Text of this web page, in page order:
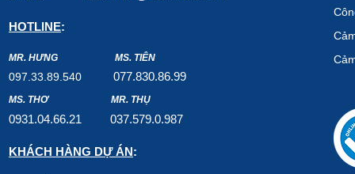
HOTLINE:
MR. HƯNG MS. TIÊN
097.33.89.540 077.830.86.99
MS. THƠ MR. THỤ
0931.04.66.21 037.579.0.987
KHÁCH HÀNG DỰ ÁN: